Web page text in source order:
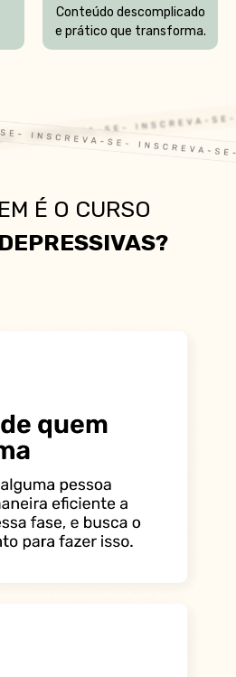
Conteúdo descomplicado
e prático que transforma.
É O CURSO